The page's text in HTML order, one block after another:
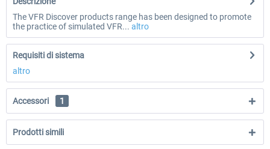
The VFR Discover products range has been designed to promote
the practice of simulated VFR... altro
Requisiti di sistema
altro
Accessori 1
Prodotti simili